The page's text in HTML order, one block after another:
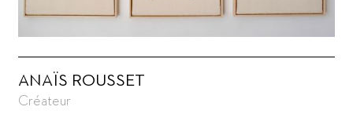
ANAÏS ROUSSET
Créateur